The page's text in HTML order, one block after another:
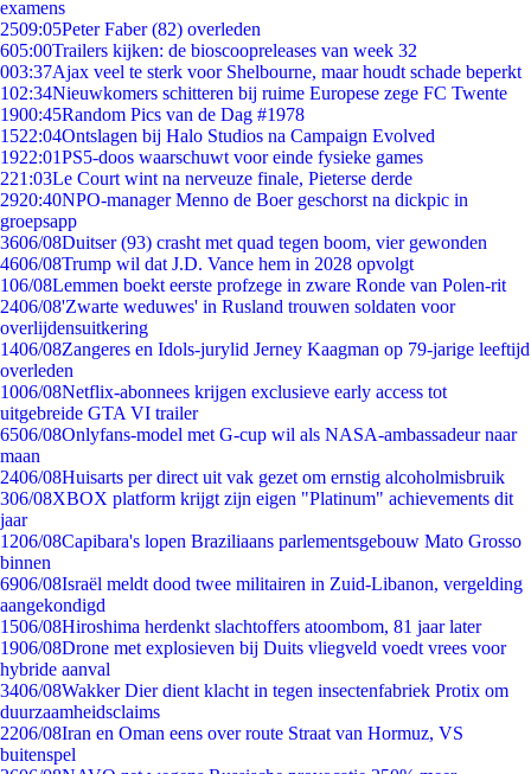
examens
2509:05Peter Faber (82) overleden
605:00Trailers kijken: de bioscoopreleases van week 32
003:37Ajax veel te sterk voor Shelbourne, maar houdt schade beperkt
102:34Nieuwkomers schitteren bij ruime Europese zege FC Twente
1900:45Random Pics van de Dag #1978
1522:04Ontslagen bij Halo Studios na Campaign Evolved
1922:01PS5-doos waarschuwt voor einde fysieke games
221:03Le Court wint na nerveuze finale, Pieterse derde
2920:40NPO-manager Menno de Boer geschorst na dickpic in
groepsapp
3606/08Duitser (93) crasht met quad tegen boom, vier gewonden
4606/08Trump wil dat J.D. Vance hem in 2028 opvolgt
106/08Lemmen boekt eerste profzege in zware Ronde van Polen-rit
2406/08'Zwarte weduwes' in Rusland trouwen soldaten voor
overlijdensuitkering
1406/08Zangeres en Idols-jurylid Jerney Kaagman op 79-jarige leeftijd
overleden
1006/08Netflix-abonnees krijgen exclusieve early access tot
uitgebreide GTA VI trailer
6506/08Onlyfans-model met G-cup wil als NASA-ambassadeur naar
maan
2406/08Huisarts per direct uit vak gezet om ernstig alcoholmisbruik
306/08XBOX platform krijgt zijn eigen "Platinum" achievements dit
jaar
1206/08Capibara's lopen Braziliaans parlementsgebouw Mato Grosso
binnen
6906/08Israël meldt dood twee militairen in Zuid-Libanon, vergelding
aangekondigd
1506/08Hiroshima herdenkt slachtoffers atoombom, 81 jaar later
1906/08Drone met explosieven bij Duits vliegveld voedt vrees voor
hybride aanval
3406/08Wakker Dier dient klacht in tegen insectenfabriek Protix om
duurzaamheidsclaims
2206/08Iran en Oman eens over route Straat van Hormuz, VS
buitenspel